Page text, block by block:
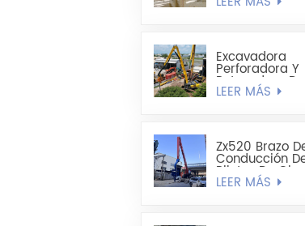
Excavadora
Perforadora Y
Retenedora De
Pilotes De
LEER MÁS
Zx520 Brazo
Conducción
Pilotes De
De Acero En
LEER MÁS